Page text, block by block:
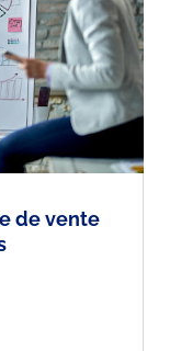
de vente